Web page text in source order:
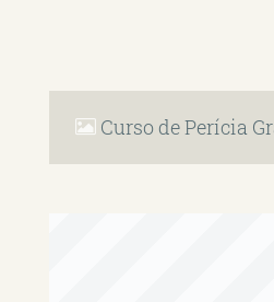
Curso de Perícia